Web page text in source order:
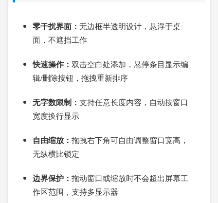
零干扰界面： 无边框半透明设计，悬浮于桌
面，不遮挡工作
快速操作： 双击空白处添加，悬停条目显示编
辑/删除按钮，拖拽重新排序
无字数限制： 支持任意长度内容，自动按窗口
宽度换行显示
自由缩放： 拖拽右下角可自由调整窗口宽高，
无纵横比锁定
边界保护： 拖动窗口或缩放时不会超出屏幕工
作区范围，支持多显示器